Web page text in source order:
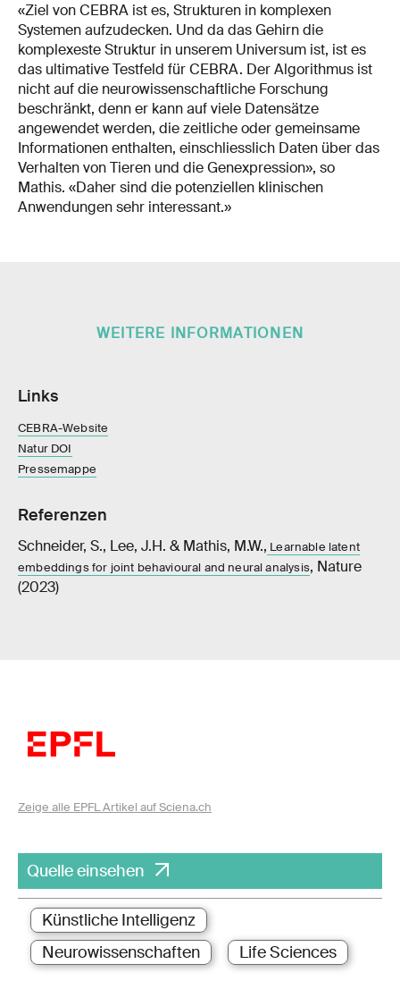
«Ziel von CEBRA ist es, Strukturen in komplexen
Systemen aufzudecken. Und da das Gehirn die
komplexeste Struktur in unserem Universum ist, ist es
das ultimative Testfeld für CEBRA. Der Algorithmus ist
nicht auf die neurowissenschaftliche Forschung
beschränkt, denn er kann auf viele Datensätze
angewendet werden, die zeitliche oder gemeinsame
Informationen enthalten, einschliesslich Daten über das
Verhalten von Tieren und die Genexpression», so
Mathis. «Daher sind die potenziellen klinischen
Anwendungen sehr interessant.»
WEITERE INFORMATIONEN
Links
CEBRA-Website
Natur DOI
Pressemappe
Referenzen
Schneider, S., Lee, J.H. & Mathis, M.W., Learnable latent
embeddings for joint behavioural and neural analysis, Nature
(2023)
Zeige alle EPFL Artikel auf Sciena.ch
Quelle einsehen
Künstliche Intelligenz
Neurowissenschaften
Life Sciences